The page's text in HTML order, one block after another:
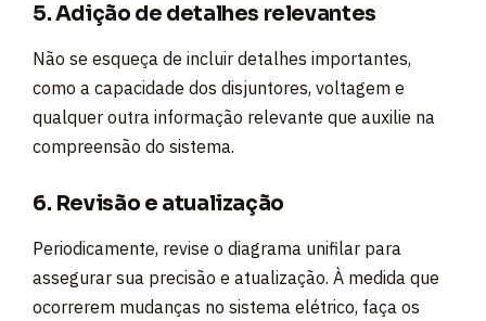
5. Adição de detalhes relevantes
Não se esqueça de incluir detalhes importantes,
como a capacidade dos disjuntores, voltagem e
qualquer outra informação relevante que auxilie na
compreensão do sistema.
6. Revisão e atualização
Periodicamente, revise o diagrama unifilar para
assegurar sua precisão e atualização. À medida que
ocorrerem mudanças no sistema elétrico, faça os